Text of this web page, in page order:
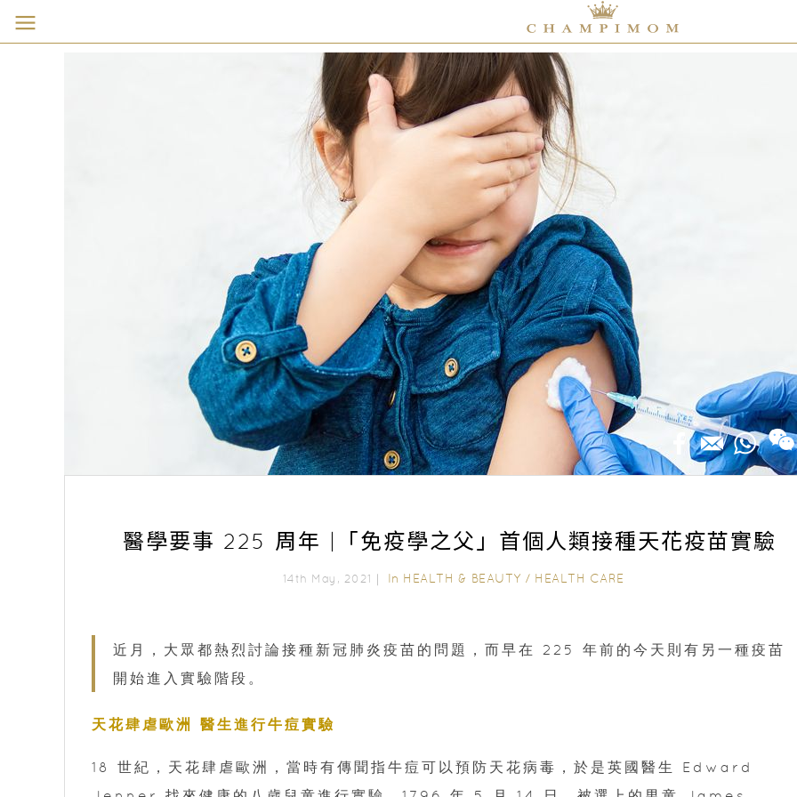
醫學要事 225 周年 |「免疫學之父」首個人類接種天花疫苗實驗
14th May, 2021｜ In HEALTH & BEAUTY / HEALTH CARE
近月，大眾都熱烈討論接種新冠肺炎疫苗的問題，而早在 225 年前的今天則有另一種疫苗
開始進入實驗階段。
天花肆虐歐洲 醫生進行牛痘實驗
18 世紀，天花肆虐歐洲，當時有傳聞指牛痘可以預防天花病毒，於是英國醫生 Edward